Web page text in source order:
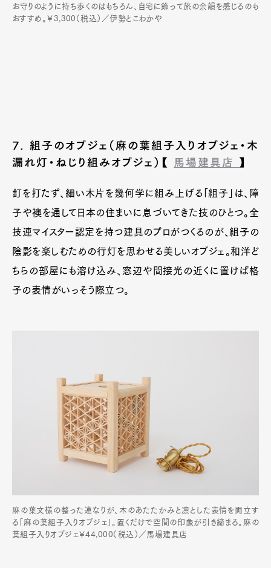
お守りのように持ち歩くのはもちろん、自宅に飾って旅の余韻を感じるのも
おすすめ。￥3,300（税込）／伊勢とこわかや
7. 組子のオブジェ（麻の葉組子入りオブジェ・木
漏れ灯・ねじり組みオブジェ）【 馬場建具店 】
釘を打たず、細い木片を幾何学に組み上げる「組子」は、障
子や襖を通して日本の住まいに息づいてきた技のひとつ。全
技連マイスター認定を持つ建具のプロがつくるのが、組子の
陰影を楽しむための行灯を思わせる美しいオブジェ。和洋ど
ちらの部屋にも溶け込み、窓辺や間接光の近くに置けば格
子の表情がいっそう際立つ。
麻の葉文様の整った連なりが、木のあたたかみと凛とした表情を両立す
る「麻の葉組子入りオブジェ」。置くだけで空間の印象が引き締まる。麻の
葉組子入りオブジェ￥44,000（税込）／馬場建具店